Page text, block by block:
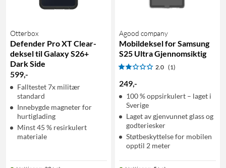
Otterbox
Defender Pro XT Clear-
deksel til Galaxy S26+
Dark Side
599,-
Falltestet 7x militær
standard
Innebygde magneter for
hurtiglading
Minst 45 % resirkulert
materiale
Agood company
Mobildeksel for Samsung
S25 Ultra Gjennomsiktig
2.0 (1)
249,-
100 % oppsirkulert – laget i
Sverige
Laget av gjenvunnet glass og
godteriesker
Støtbeskyttelse for mobilen
opptil 2 meter